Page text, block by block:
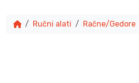
Ručni alati Račne/Gedore